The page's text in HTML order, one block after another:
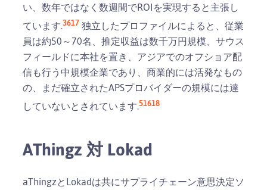
い、数年ではなく数週間でROIを実現すると主張し
ています.3617 独立したプロファイルによると、従業
員は約50～70名、推定収益は数千万円規模、サウス
フィールドに本社を置き、アジアでのオフショア配
信も行う中規模企業であり、商業的には活発なもの
の、まだ確立されたAPSプロバイダーの規模には達
していないとされています.51618
AThingz 対 Lokad
aThingzとLokadは共にサプライチェーン意思決定ソ